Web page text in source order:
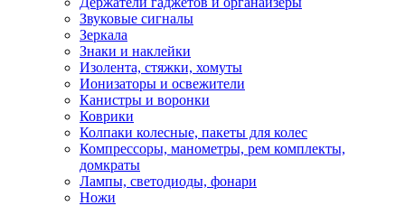
Звуковые сигналы
Зеркала
Знаки и наклейки
Изолента, стяжки, хомуты
Ионизаторы и освежители
Канистры и воронки
Коврики
Колпаки колесные, пакеты для колес
Компрессоры, манометры, рем комплекты,
домкраты
Лампы, светодиоды, фонари
Ножи